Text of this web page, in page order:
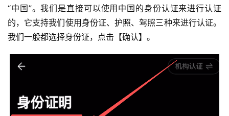
“中国”。我们是直接可以使用中国的身份认证来进行认证
的，它支持我们使用身份证、护照、驾照三种来进行认证。
我们一般都选择身份证，点击【确认】。